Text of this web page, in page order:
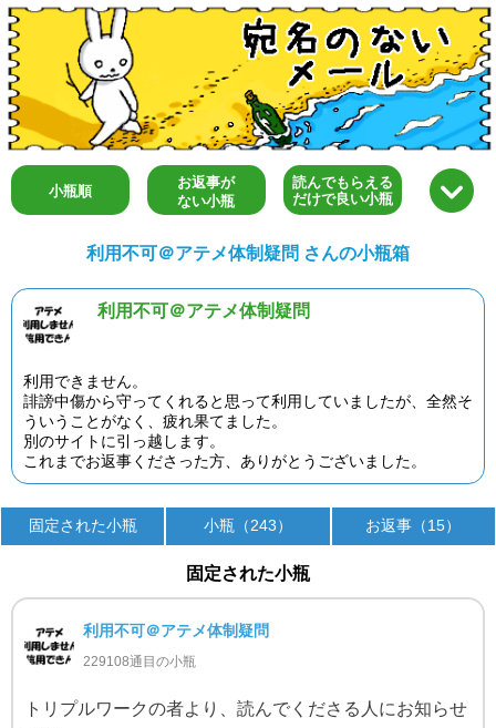
小瓶順
お返事が
ない小瓶
読んでもらえる
だけで良い小瓶
利用不可＠アテメ体制疑問 さんの小瓶箱
利用不可＠アテメ体制疑問
利用できません。
誹謗中傷から守ってくれると思って利用していましたが、全然そ
ういうことがなく、疲れ果てました。
別のサイトに引っ越します。
これまでお返事くださった方、ありがとうございました。
固定された小瓶 小瓶（243） お返事（15）
固定された小瓶
利用不可＠アテメ体制疑問
229108通目の小瓶
トリプルワークの者より、読んでくださる人にお知らせ